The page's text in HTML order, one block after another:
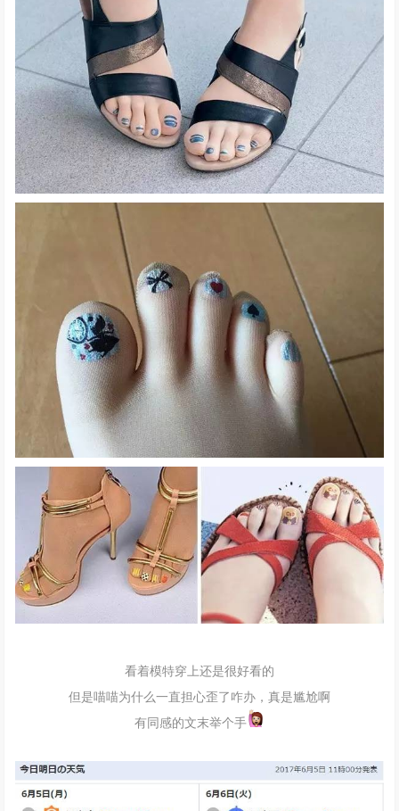
看着模特穿上还是很好看的
但是喵喵为什么一直担心歪了咋办，真是尴尬啊
有同感的文末举个手